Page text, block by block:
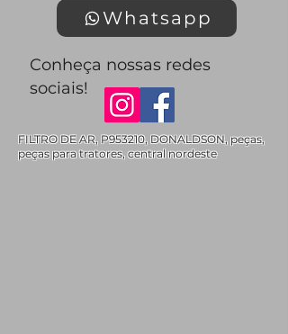
Whatsapp
Conheça nossas redes
sociais!
FILTRO DE AR, P953210, DONALDSON, peças,
peças para tratores, central nordeste